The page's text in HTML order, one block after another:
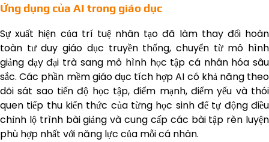
Ứng dụng của AI trong giáo dục
Sự xuất hiện của trí tuệ nhân tạo đã làm thay đổi hoàn
toàn tư duy giáo dục truyền thống, chuyển từ mô hình
giảng dạy đại trà sang mô hình học tập cá nhân hóa sâu
sắc. Các phần mềm giáo dục tích hợp AI có khả năng theo
dõi sát sao tiến độ học tập, điểm mạnh, điểm yếu và thói
quen tiếp thu kiến thức của từng học sinh để tự động điều
chỉnh lộ trình bài giảng và cung cấp các bài tập rèn luyện
phù hợp nhất với năng lực của mỗi cá nhân.